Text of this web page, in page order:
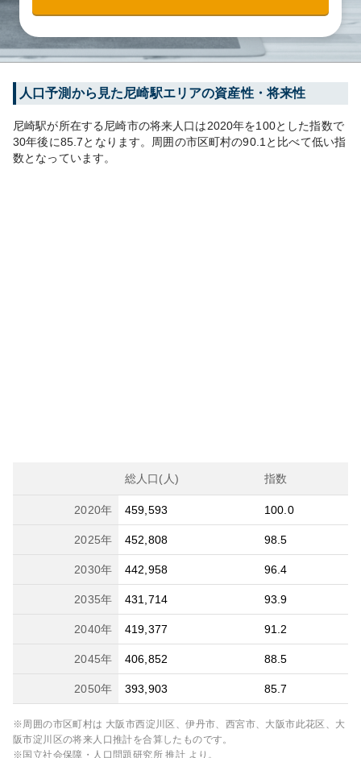
人口予測から見た尼崎駅エリアの資産性・将来性
尼崎駅が所在する 尼崎市の将来人口は2020年を100とした指数で
30年後に85.7となります。 周囲の市区町村の90.1 と比べて低い指
数となっています。
総人口(人) 指数
2020年 459,593 100.0
2025年 452,808 98.5
2030年 442,958 96.4
2035年 431,714 93.9
2040年 419,377 91.2
2045年 406,852 88.5
2050年 393,903 85.7
※周囲の市区町村は 大阪市西淀川区、伊丹市、西宮市、大阪市此花区、大
阪市淀川区の将来人口推計を合算したものです。
※国立社会保障・人口問題研究所 推計 より。